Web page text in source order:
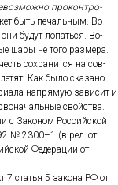
про­кон­тро­
быть пе­чаль­ным. Во-
бу­дут ло­пать­ся. Во-
ша­ры не то­го раз­ме­ра.
сох­ра­нит­ся на сов­
Как бы­ло ска­зано
нап­ря­мую за­висит и
свой­ства.
с За­коном Рос­сий­ской
№ 2300–1 (в ред. от
Фе­дера­ции от
7 статья 5 за­кона РФ от